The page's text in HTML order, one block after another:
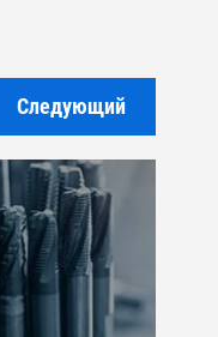
Следующий